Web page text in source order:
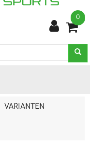
0
VARIANTEN